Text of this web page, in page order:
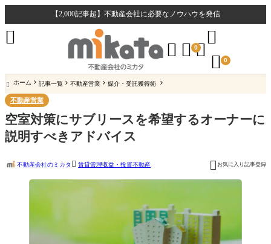
【2,000記事超】不動産会社に必要なノウハウを発信
  0

 0

 ホーム 記事一覧 不動産営業 媒介・受託獲得術
不動産営業
空室対策にサブリースを希望するオーナーに
説明すべきアドバイス
不動産会社のミカタ  賃貸管理収益・投資不動産  お気に入り記事登録